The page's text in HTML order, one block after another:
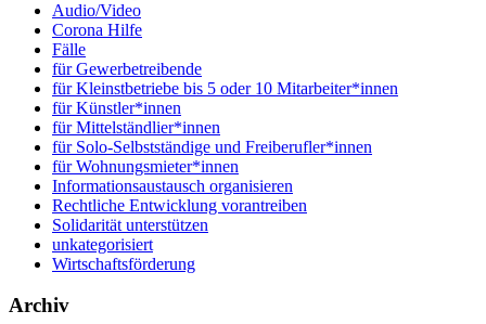
Audio/Video
Corona Hilfe
Fälle
für Gewerbetreibende
für Kleinstbetriebe bis 5 oder 10 Mitarbeiter*innen
für Künstler*innen
für Mittelständlier*innen
für Solo-Selbstständige und Freiberufler*innen
für Wohnungsmieter*innen
Informationsaustausch organisieren
Rechtliche Entwicklung vorantreiben
Solidarität unterstützen
unkategorisiert
Wirtschaftsförderung
Archiv